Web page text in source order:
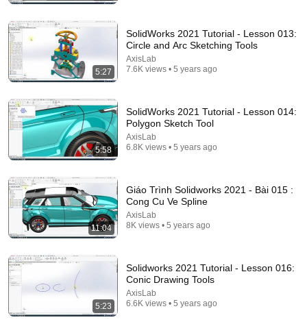
AxisLab • 27K views
Bài 1: Khóa học AutoCAD 2D cơ bản đến nâng cao |
Giáo trình AutoCAD 2022
5:27
SolidWorks 2021 Tutorial - Lesson 013:
Circle and Arc Sketching Tools
AxisLab
7.6K views • 5 years ago
5:58
SolidWorks 2021 Tutorial - Lesson 014:
Polygon Sketch Tool
AxisLab
6.8K views • 5 years ago
11:04
Giáo Trình Solidworks 2021 - Bài 015 :
Cong Cu Ve Spline
AxisLab
8K views • 5 years ago
5:23
Solidworks 2021 Tutorial - Lesson 016:
Conic Drawing Tools
AxisLab
6.6K views • 5 years ago